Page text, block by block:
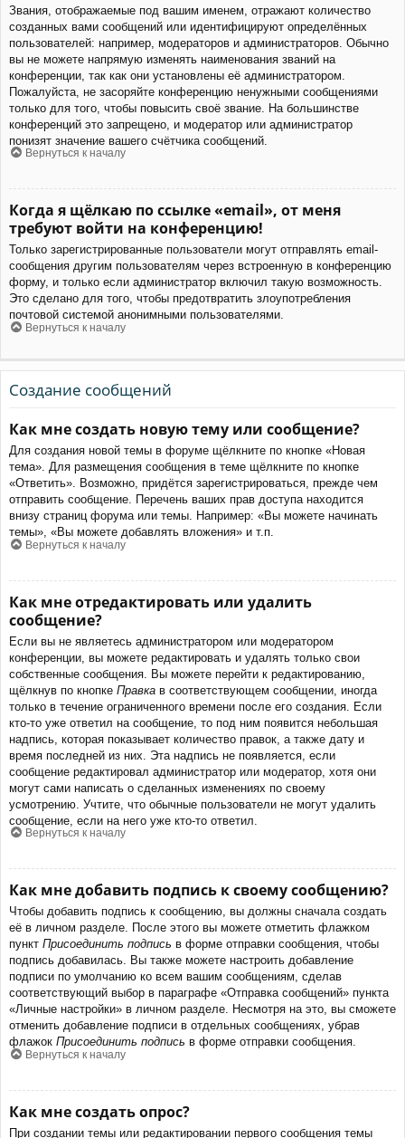
Звания, отображаемые под вашим именем, отражают количество
созданных вами сообщений или идентифицируют определённых
пользователей: например, модераторов и администраторов. Обычно
вы не можете напрямую изменять наименования званий на
конференции, так как они установлены её администратором.
Пожалуйста, не засоряйте конференцию ненужными сообщениями
только для того, чтобы повысить своё звание. На большинстве
конференций это запрещено, и модератор или администратор
понизят значение вашего счётчика сообщений.
Вернуться к началу
Когда я щёлкаю по ссылке «email», от меня
требуют войти на конференцию!
Только зарегистрированные пользователи могут отправлять email-
сообщения другим пользователям через встроенную в конференцию
форму, и только если администратор включил такую возможность.
Это сделано для того, чтобы предотвратить злоупотребления
почтовой системой анонимными пользователями.
Вернуться к началу
Создание сообщений
Как мне создать новую тему или сообщение?
Для создания новой темы в форуме щёлкните по кнопке «Новая
тема». Для размещения сообщения в теме щёлкните по кнопке
«Ответить». Возможно, придётся зарегистрироваться, прежде чем
отправить сообщение. Перечень ваших прав доступа находится
внизу страниц форума или темы. Например: «Вы можете начинать
темы», «Вы можете добавлять вложения» и т.п.
Вернуться к началу
Как мне отредактировать или удалить
сообщение?
Если вы не являетесь администратором или модератором
конференции, вы можете редактировать и удалять только свои
собственные сообщения. Вы можете перейти к редактированию,
щёлкнув по кнопке Правка в соответствующем сообщении, иногда
только в течение ограниченного времени после его создания. Если
кто-то уже ответил на сообщение, то под ним появится небольшая
надпись, которая показывает количество правок, а также дату и
время последней из них. Эта надпись не появляется, если
сообщение редактировал администратор или модератор, хотя они
могут сами написать о сделанных изменениях по своему
усмотрению. Учтите, что обычные пользователи не могут удалить
сообщение, если на него уже кто-то ответил.
Вернуться к началу
Как мне добавить подпись к своему сообщению?
Чтобы добавить подпись к сообщению, вы должны сначала создать
её в личном разделе. После этого вы можете отметить флажком
пункт Присоединить подпись в форме отправки сообщения, чтобы
подпись добавилась. Вы также можете настроить добавление
подписи по умолчанию ко всем вашим сообщениям, сделав
соответствующий выбор в параграфе «Отправка сообщений» пункта
«Личные настройки» в личном разделе. Несмотря на это, вы сможете
отменить добавление подписи в отдельных сообщениях, убрав
флажок Присоединить подпись в форме отправки сообщения.
Вернуться к началу
Как мне создать опрос?
При создании темы или редактировании первого сообщения темы